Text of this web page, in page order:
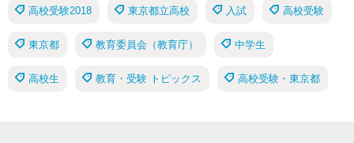
高校受験2018 東京都立高校 入試 高校受験
東京都 教育委員会（教育庁） 中学生
高校生 教育・受験 トピックス 高校受験・東京都